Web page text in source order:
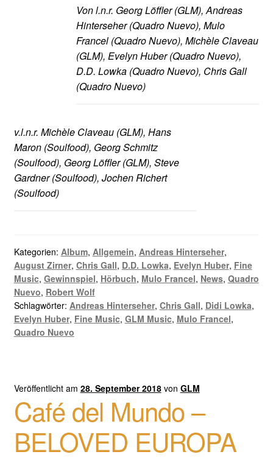
Von l.n.r. Georg Löffler (GLM), Andreas
Hinterseher (Quadro Nuevo), Mulo
Francel (Quadro Nuevo), Michèle Claveau
(GLM), Evelyn Huber (Quadro Nuevo),
D.D. Lowka (Quadro Nuevo), Chris Gall
(Quadro Nuevo)
v.l.n.r. Michèle Claveau (GLM), Hans
Maron (Soulfood), Georg Schmitz
(Soulfood), Georg Löffler (GLM), Steve
Gardner (Soulfood), Jochen Richert
(Soulfood)
Kategorien: Album, Allgemein, Andreas Hinterseher,
August Zirner, Chris Gall, D.D. Lowka, Evelyn Huber, Fine
Music, Gewinnspiel, Hörbuch, Mulo Francel, News, Quadro
Nuevo, Robert Wolf
Schlagwörter: Andreas Hinterseher, Chris Gall, Didi Lowka,
Evelyn Huber, Fine Music, GLM Music, Mulo Francel,
Quadro Nuevo
Veröffentlicht am 28. September 2018 von GLM
Café del Mundo –
BELOVED EUROPA